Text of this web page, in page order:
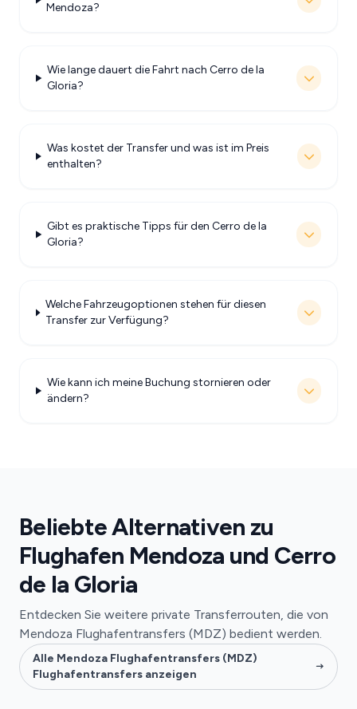
Mendoza?
Wie lange dauert die Fahrt nach Cerro de la
Gloria?
Was kostet der Transfer und was ist im Preis
enthalten?
Gibt es praktische Tipps für den Cerro de la
Gloria?
Welche Fahrzeugoptionen stehen für diesen
Transfer zur Verfügung?
Wie kann ich meine Buchung stornieren oder
ändern?
Beliebte Alternativen zu
Flughafen Mendoza und Cerro
de la Gloria
Entdecken Sie weitere private Transferrouten, die von
Mendoza Flughafentransfers (MDZ) bedient werden.
Alle Mendoza Flughafentransfers (MDZ)
Flughafentransfers anzeigen